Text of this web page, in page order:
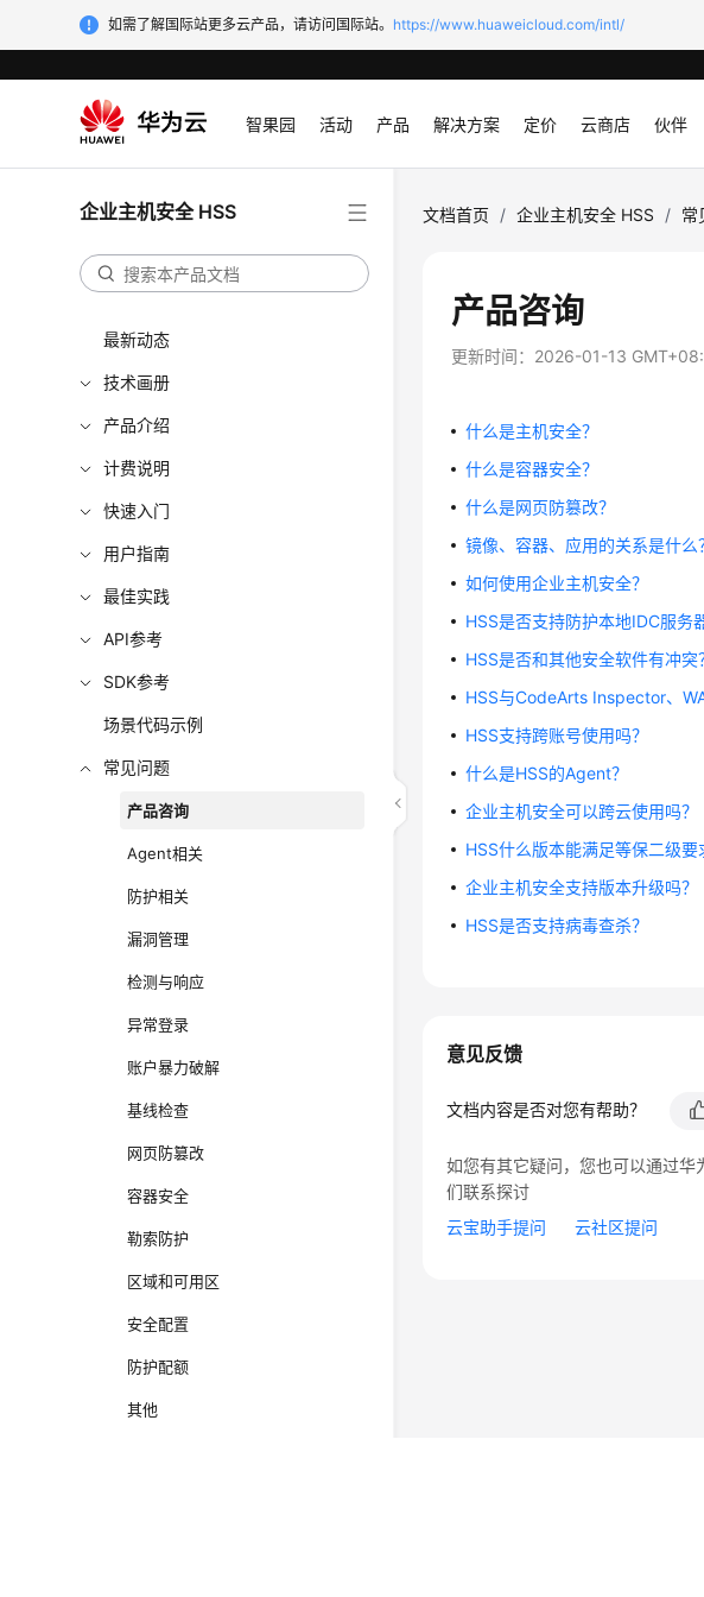
如需了解国际站更多云产品，请访问国际站。 https://www.huaweicloud.com/intl/
智果园 活动 产品 解决方案 定价 云商店 伙伴
企业主机安全 HSS
最新动态
技术画册
产品介绍
计费说明
快速入门
用户指南
最佳实践
API参考
SDK参考
场景代码示例
常见问题
产品咨询
Agent相关
防护相关
漏洞管理
检测与响应
异常登录
账户暴力破解
基线检查
网页防篡改
容器安全
勒索防护
区域和可用区
安全配置
防护配额
其他
文档首页 / 企业主机安全 HSS / 常
产品咨询
更新时间： 2026-01-13
什么是主机安全？
什么是容器安全？
什么是网页防篡改？
镜像、容器、应用的关系是什么
如何使用企业主机安全？
HSS是否支持防护本地IDC服务
HSS是否和其他安全软件有冲突
HSS与CodeArts Inspector、
HSS支持跨账号使用吗？
什么是HSS的Agent？
企业主机安全可以跨云使用吗？
HSS什么版本能满足等保二级要
企业主机安全支持版本升级吗？
HSS是否支持病毒查杀？
意见反馈
文档内容是否对您有帮助？
如您有其它疑问，您也可以通过华
们联系探讨
云宝助手提问
云社区提问